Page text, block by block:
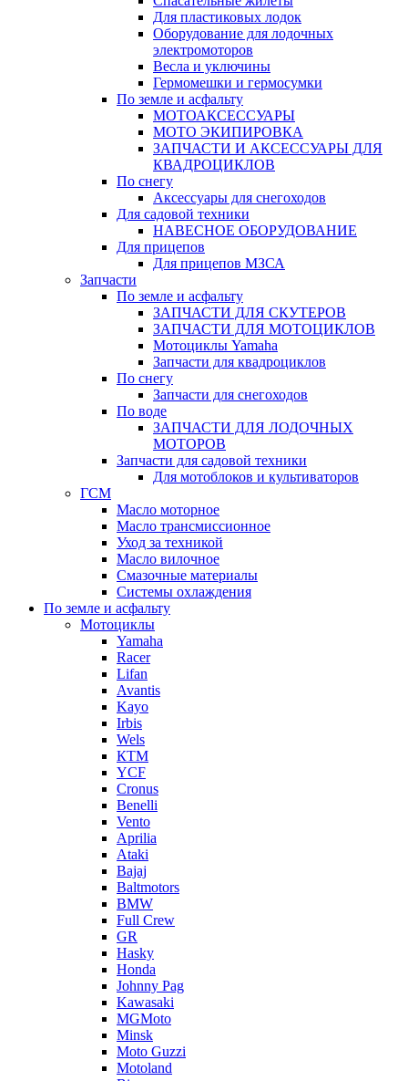
Для пластиковых лодок
Оборудование для лодочных
электромоторов
Весла и уключины
Гермомешки и гермосумки
По земле и асфальту
МОТОАКСЕССУАРЫ
МОТО ЭКИПИРОВКА
ЗАПЧАСТИ И АКСЕССУАРЫ ДЛЯ
КВАДРОЦИКЛОВ
По снегу
Аксессуары для снегоходов
Для садовой техники
НАВЕСНОЕ ОБОРУДОВАНИЕ
Для прицепов
Для прицепов МЗСА
Запчасти
По земле и асфальту
ЗАПЧАСТИ ДЛЯ СКУТЕРОВ
ЗАПЧАСТИ ДЛЯ МОТОЦИКЛОВ
Мотоциклы Yamaha
Запчасти для квадроциклов
По снегу
Запчасти для снегоходов
По воде
ЗАПЧАСТИ ДЛЯ ЛОДОЧНЫХ
МОТОРОВ
Запчасти для садовой техники
Для мотоблоков и культиваторов
ГСМ
Масло моторное
Масло трансмиссионное
Уход за техникой
Масло вилочное
Смазочные материалы
Системы охлаждения
По земле и асфальту
Мотоциклы
Yamaha
Racer
Lifan
Avantis
Kayo
Irbis
Wels
КТМ
YCF
Cronus
Benelli
Vento
Aprilia
Ataki
Bajaj
Baltmotors
BMW
Full Crew
GR
Hasky
Honda
Johnny Pag
Kawasaki
MGMoto
Minsk
Moto Guzzi
Motoland